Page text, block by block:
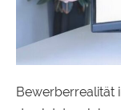
Bewerberrealität